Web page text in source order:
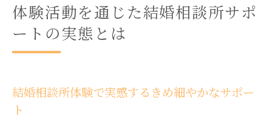
体験活動を通じた結婚相談所サポ
ートの実態とは
結婚相談所体験で実感するきめ細やかなサポー
ト